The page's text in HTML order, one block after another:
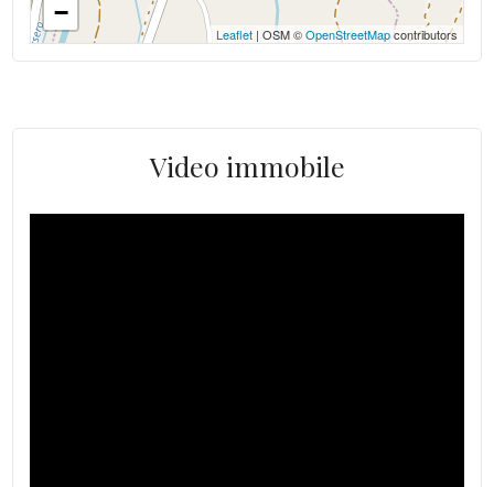
−
Leaflet| OSM ©OpenStreetMapcontributors
Video immobile